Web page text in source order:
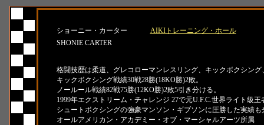
ショーニー・カーター
AIKIトレーニング・ホール
SHONIE CARTER
格闘技歴は柔道、グレコローマンレスリング、キックボクシン
キックボクシング戦績30戦28勝(18KO勝)2敗。
ノールール戦績82戦75勝(12KO勝)2敗5引き分ける。
1999年エクストリーム・チャレンジ 27で元U.F.C.世界ライト級
シュートボクシングの強豪マンソン・ギブソンに圧勝した実績も
オールアメリカン・アカデミー・オブ・マーシャルアーツ所属